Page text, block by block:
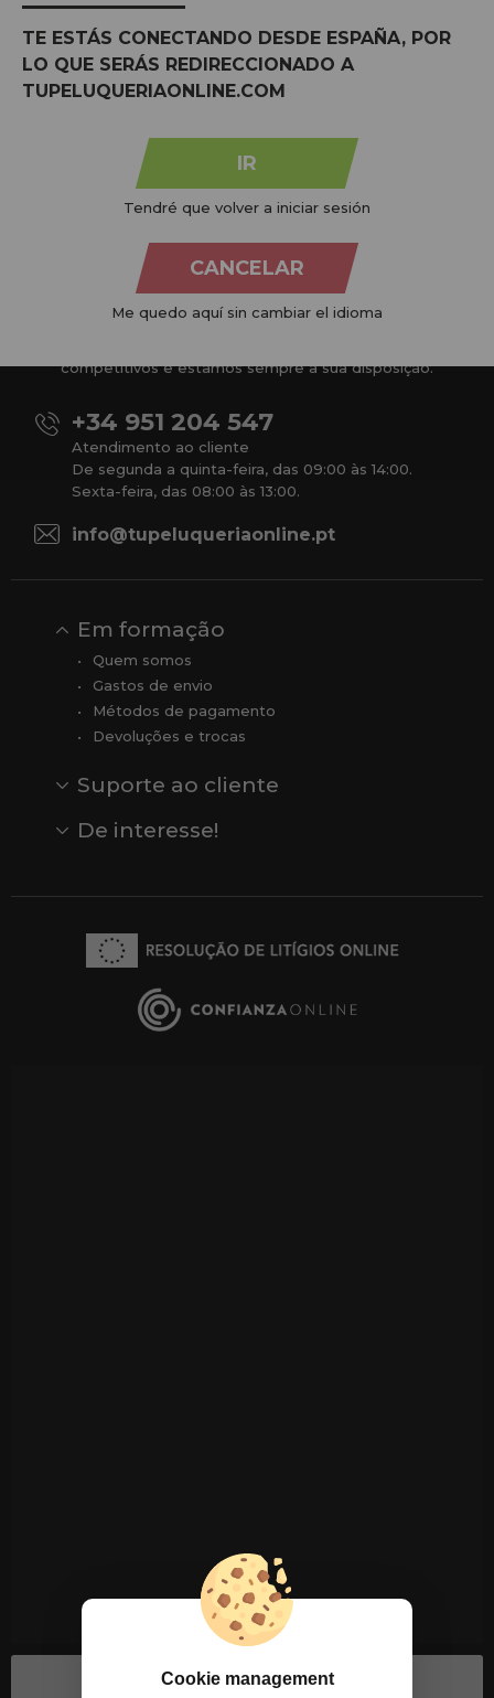
produtos para cabeleireiro e beleza, oferecendo uma vasta
competitivos e estamos sempre à sua disposição.
+34 951 204 547
Atendimento ao cliente
De segunda a quinta-feira, das 09:00 às 14:00.
Sexta-feira, das 08:00 às 13:00.
info@tupeluqueriaonline.pt
Em formação
Quem somos
Gastos de envio
Métodos de pagamento
Devoluções e trocas
Suporte ao cliente
Comentários
Comentários do Google
De interesse!
Cookie management
TE ESTÁS CONECTANDO DESDE ESPAÑA, POR
LO QUE SERÁS REDIRECCIONADO A
TUPELUQUERIAONLINE.COM
IR
Tendré que volver a iniciar sesión
CANCELAR
Me quedo aquí sin cambiar el idioma